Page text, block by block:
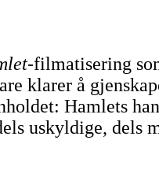
-filmatisering
klarer å
Hamlets
uskyldige, dels